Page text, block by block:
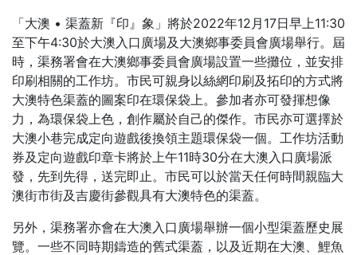
「大澳 • 渠蓋新『印』象」將於2022年12月17日早上11:30
至下午4:30於大澳入口廣場及大澳鄉事委員會廣場舉行。屆
時，渠務署會在大澳鄉事委員會廣場設置一些攤位，並安排
印刷相關的工作坊。市民可親身以絲網印刷及拓印的方式將
大澳特色渠蓋的圖案印在環保袋上。參加者亦可發揮想像
力，為環保袋上色，創作屬於自己的傑作。市民亦可選擇於
大澳小巷完成定向遊戲後換領主題環保袋一個。工作坊活動
券及定向遊戲印章卡將於上午11時30分在大澳入口廣場派
發，先到先得，送完即止。市民可以於當天任何時間親臨大
澳街市街及吉慶街參觀具有大澳特色的渠蓋。
另外，渠務署亦會在大澳入口廣場舉辦一個小型渠蓋歷史展
覽。一些不同時期鑄造的舊式渠蓋，以及近期在大澳、鯉魚